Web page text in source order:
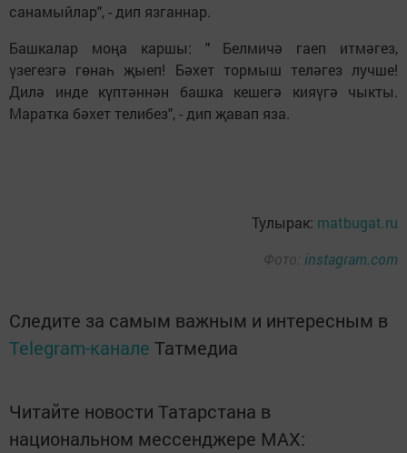
санамыйлар", - дип язганнар.
Башкалар моңа каршы: " Белмичә гаеп итмәгез,
үзегезгә гөнаһ җыеп! Бәхет тормыш теләгез лучше!
Дилә инде күптәннән башка кешегә кияүгә чыкты.
Маратка бәхет телибез", - дип җавап яза.
Тулырак: matbugat.ru
Фото: instagram.com
Следите за самым важным и интересным в
Telegram-канале Татмедиа
Читайте новости Татарстана в
национальном мессенджере MАХ: